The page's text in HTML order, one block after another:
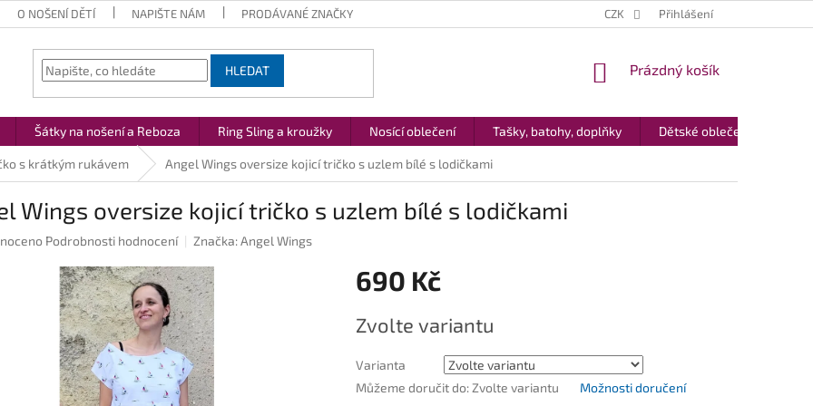
O NOŠENÍ DĚTÍ NAPIŠTE NÁM PRODÁVANÉ ZNAČKY CZK Přihlášení
HLEDAT
NÁKUPNÍ
Prázdný košík
Šátky na nošení a Reboza Ring Sling a kroužky Nosící oblečení Tašky, batohy, doplňky Dětské oblečení
s krátkým rukávem Angel Wings oversize kojicí tričko s uzlem bílé s lodičkami
Wings oversize kojicí tričko s uzlem bílé s lodičkami
Podrobnosti hodnocení Značka:Angel Wings
690 Kč
cena:
Zvolte variantu
Varianta
Můžeme doručit do: Zvolte variantu Možnosti doručení